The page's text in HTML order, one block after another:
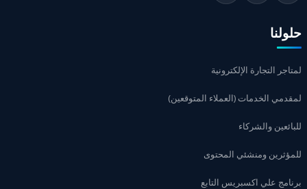
حلولنا
لمتاجر التجارة الإلكترونية
لمقدمي الخدمات (العملاء المتوقعين)
للبائعين والشركاء
للمؤثرين ومنشئي المحتوى
برنامج علي اكسبريس التابع